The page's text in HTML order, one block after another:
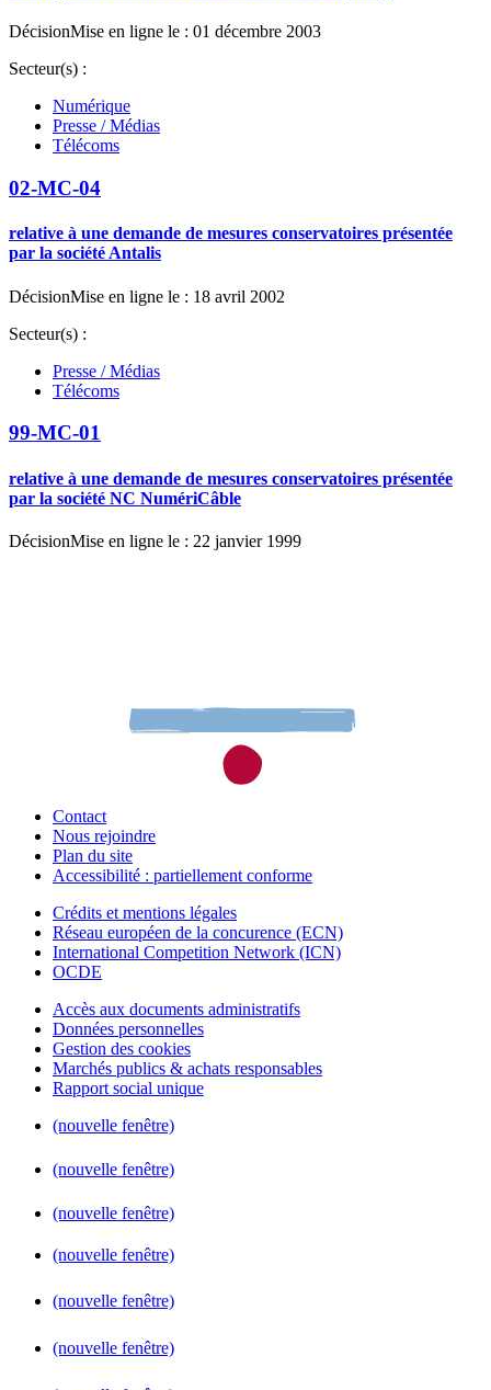
DécisionMise en ligne le : 01 décembre 2003
Secteur(s) :
Numérique
Presse / Médias
Télécoms
02-MC-04
relative à une demande de mesures conservatoires présentée
par la société Antalis
DécisionMise en ligne le : 18 avril 2002
Secteur(s) :
Presse / Médias
Télécoms
99-MC-01
relative à une demande de mesures conservatoires présentée
par la société NC NumériCâble
DécisionMise en ligne le : 22 janvier 1999
Contact
Nous rejoindre
Plan du site
Accessibilité : partiellement conforme
Crédits et mentions légales
Réseau européen de la concurence (ECN)
International Competition Network (ICN)
OCDE
Accès aux documents administratifs
Données personnelles
Gestion des cookies
Marchés publics & achats responsables
Rapport social unique
(nouvelle fenêtre)
(nouvelle fenêtre)
(nouvelle fenêtre)
(nouvelle fenêtre)
(nouvelle fenêtre)
(nouvelle fenêtre)